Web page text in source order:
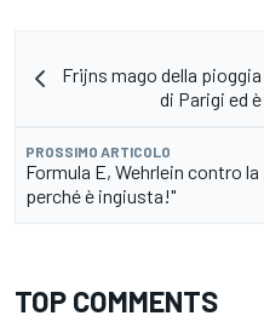
Frijns mago della
di Parigi ed
PROSSIMO ARTICOLO
Formula E, Wehrlein contro
perché è ingiusta!"
TOP COMMENTS